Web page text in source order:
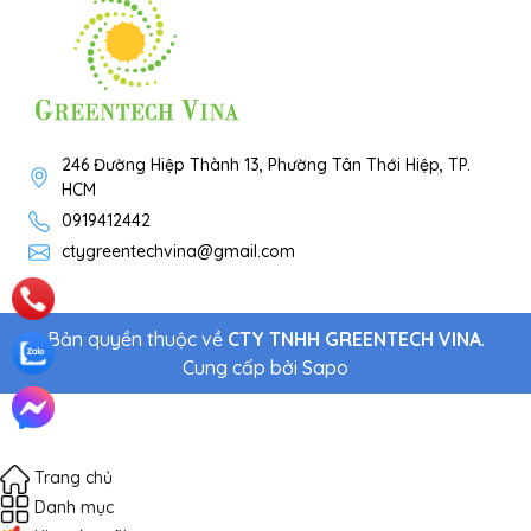
246 Đường Hiệp Thành 13, Phường Tân Thới Hiệp, TP.
HCM
0919412442
ctygreentechvina@gmail.com
Bản quyền thuộc về CTY TNHH GREENTECH VINA.
Cung cấp bởi Sapo
Trang chủ
Danh mục